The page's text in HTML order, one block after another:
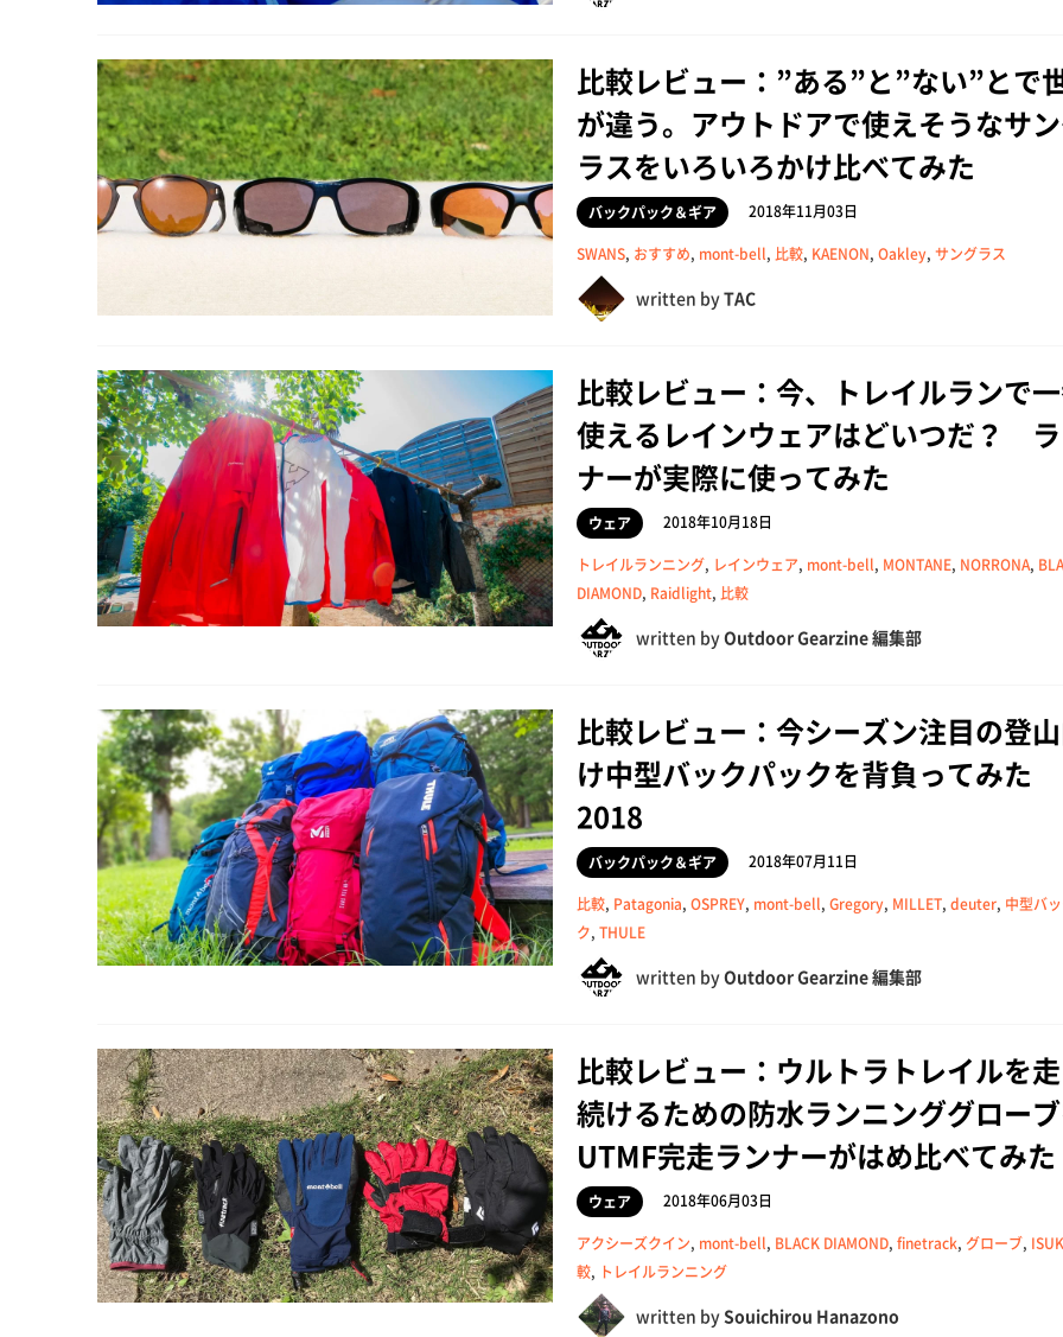
比較レビュー：”ある”と”ない”とで
が違う。アウトドアで使えそうなサ
ラスをいろいろかけ比べてみた
バックパック＆ギア
2018年11月03日
SWANS, おすすめ, mont-bell, 比較, KAENON, Oakley, サングラス
written byTAC
比較レビュー：今、トレイルランで
使えるレインウェアはどいつだ？
ナーが実際に使ってみた
ウェア
2018年10月18日
トレイルランニング, レインウェア, mont-bell, MONTANE, NORRONA,
DIAMOND, Raidlight, 比較
written byOutdoor Gearzine 編集部
比較レビュー：今シーズン注目の登
け中型バックパックを背負ってみた
2018
バックパック＆ギア
2018年07月11日
比較, Patagonia, OSPREY, mont-bell, Gregory, MILLET, deuter, 中型バ
ク, THULE
written byOutdoor Gearzine 編集部
比較レビュー：ウルトラトレイルを
続けるための防水ランニンググロー
UTMF完走ランナーがはめ比べてみた
ウェア
2018年06月03日
アクシーズクイン, mont-bell, BLACK DIAMOND, finetrack, グローブ,
較, トレイルランニング
written bySouichirou Hanazono